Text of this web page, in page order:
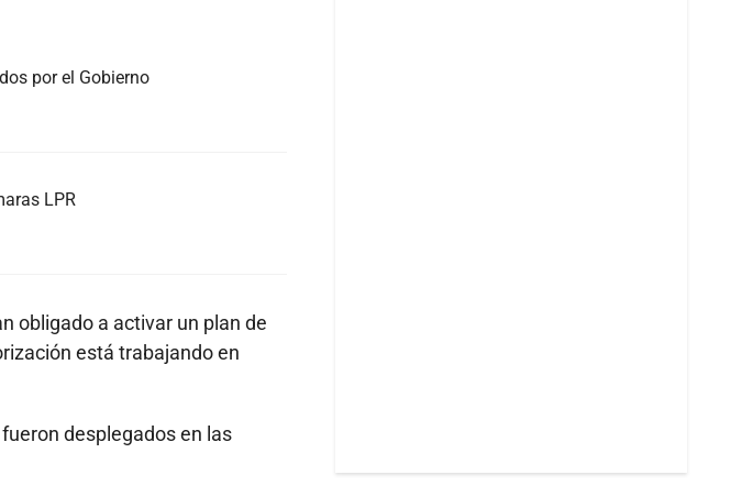
por el Gobierno
LPR
obligado a activar un plan de
está trabajando en
desplegados en las